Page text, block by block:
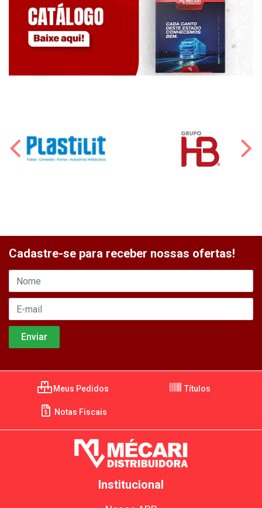
Cadastre-se para receber nossas ofertas!
Meus Pedidos Títulos
Notas Fiscais
Institucional